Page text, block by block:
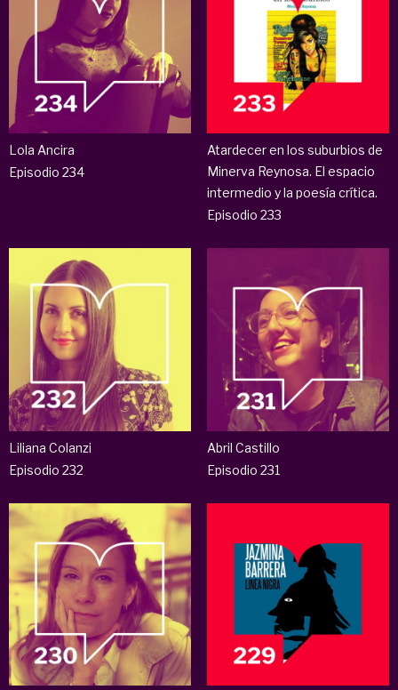
Lola Ancira
Episodio 234
Atardecer en los suburbios de
Minerva Reynosa. El espacio
intermedio y la poesía crítica.
Episodio 233
Liliana Colanzi
Episodio 232
Abril Castillo
Episodio 231